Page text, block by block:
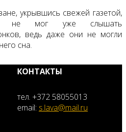
укрывшись свежей газетой,
не мог уже слышать
ведь даже они не могли
сна.
КОНТАКТЫ
тел. +372 58055013
email: s.lava@mail.ru